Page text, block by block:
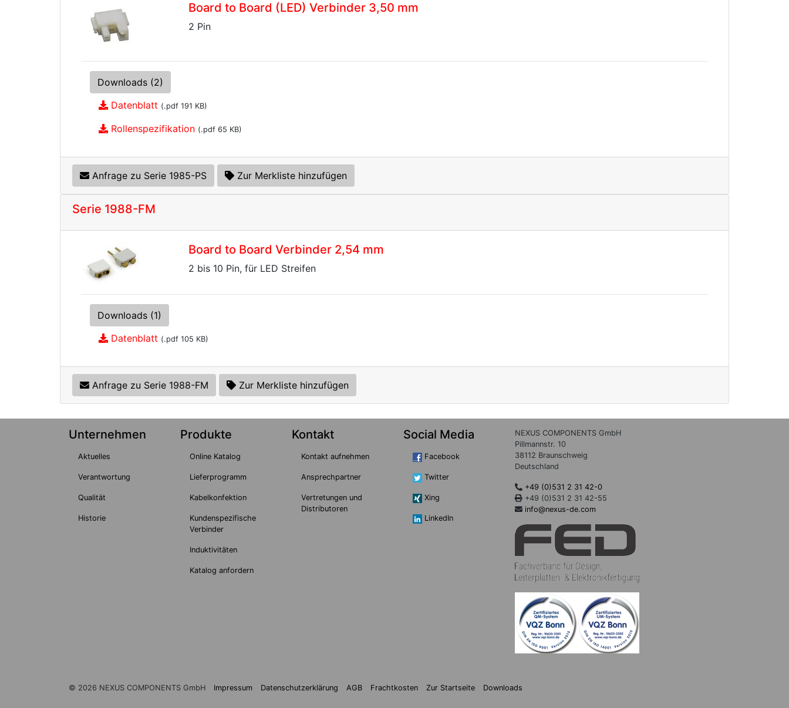
Board to Board (LED) Verbinder 3,50 mm
2 Pin
Downloads (2)
Datenblatt (.pdf 191 KB)
Rollenspezifikation (.pdf 65 KB)
Anfrage zu Serie 1985-PS Zur Merkliste hinzufügen
Serie 1988-FM
Board to Board Verbinder 2,54 mm
2 bis 10 Pin, für LED Streifen
Downloads (1)
Datenblatt (.pdf 105 KB)
Anfrage zu Serie 1988-FM Zur Merkliste hinzufügen
Unternehmen
Aktuelles
Verantwortung
Qualität
Historie
Produkte
Online Katalog
Lieferprogramm
Kabelkonfektion
Kundenspezifische
Verbinder
Induktivitäten
Katalog anfordern
Kontakt
Kontakt aufnehmen
Ansprechpartner
Vertretungen und
Distributoren
Social Media
Facebook
Twitter
Xing
LinkedIn
NEXUS COMPONENTS GmbH
Pillmannstr. 10
38112 Braunschweig
Deutschland
+49 (0)531 2 31 42-0
+49 (0)531 2 31 42-55
info@nexus-de.com
© 2026 NEXUS COMPONENTS GmbH Impressum Datenschutzerklärung AGB Frachtkosten Zur Startseite Downloads